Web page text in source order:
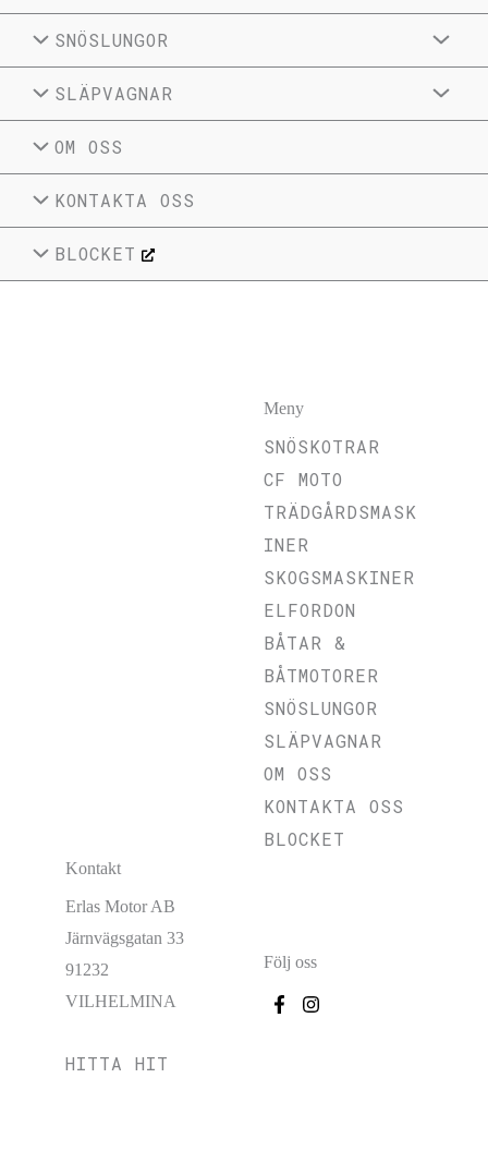
SNÖSLUNGOR
SLÄPVAGNAR
OM OSS
KONTAKTA OSS
BLOCKET
Meny
SNÖSKOTRAR
CF MOTO
TRÄDGÅRDSMASK
INER
SKOGSMASKINER
ELFORDON
BÅTAR &
BÅTMOTORER
SNÖSLUNGOR
SLÄPVAGNAR
OM OSS
KONTAKTA OSS
BLOCKET
Kontakt
Erlas Motor AB
Järnvägsgatan 33
91232
VILHELMINA
HITTA HIT
Följ oss